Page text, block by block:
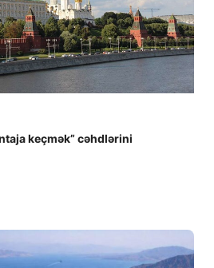
keçmək” cəhdlərini